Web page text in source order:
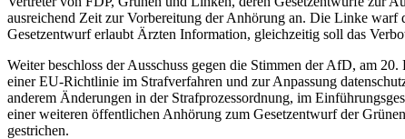
ausreichend Zeit zur Vorbereitung der Anhörung an. Die Linke
Gesetzentwurf erlaubt Ärzten Information, gleichzeitig soll das
Weiter beschloss der Ausschuss gegen die Stimmen der AfD, am
einer EU-Richtlinie im Strafverfahren und zur Anpassung
anderem Änderungen in der Strafprozessordnung, im
einer weiteren öffentlichen Anhörung zum Gesetzentwurf der
gestrichen.